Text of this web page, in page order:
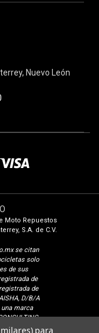
Nuevo León
Moto Repuestos
S.A. de C.V.
se citan
solo
de sus
de
de
D/B/A
una marca
registradapara